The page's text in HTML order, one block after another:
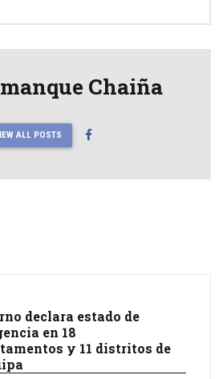
Chaiña
ALL POSTS
declara estado de
en 18
y 11 distritos de